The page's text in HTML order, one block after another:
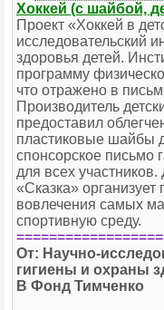
Хоккей (с шайбой,
Проект «Хоккей в
исследовательский
здоровья детей.
программу
что отражено в
Производитель
предоставил
пластиковые шайбы
спонсорское письмо
для всех
«Сказка»
вовлечения самых
спортивную среду.
От: Научно-
гигиены и охраны
В Фонд Тимченко